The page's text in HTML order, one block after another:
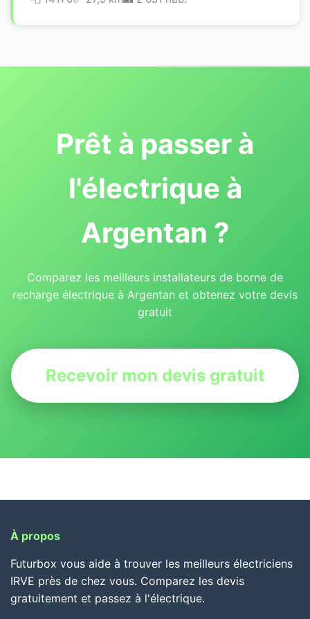
Prêt à passer à
l'électrique à
Argentan ?
Comparez les meilleurs installateurs de borne de
recharge électrique à Argentan et obtenez votre devis
gratuit
Recevoir mon devis gratuit
À propos
Futurbox vous aide à trouver les meilleurs électriciens
IRVE près de chez vous. Comparez les devis
gratuitement et passez à l'électrique.